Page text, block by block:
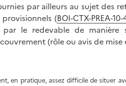
par ailleurs au sujet des
(BOI-CTX-PREA-
le redevable de manière
(rôle ou avis de mise
en pratique, assez difficile de situer